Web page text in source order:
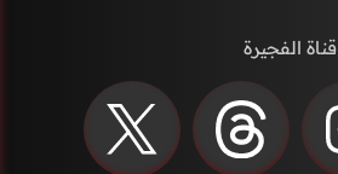
قناة الفجيرة